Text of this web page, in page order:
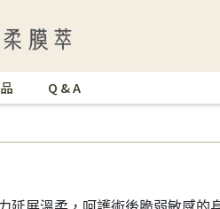
Q & A